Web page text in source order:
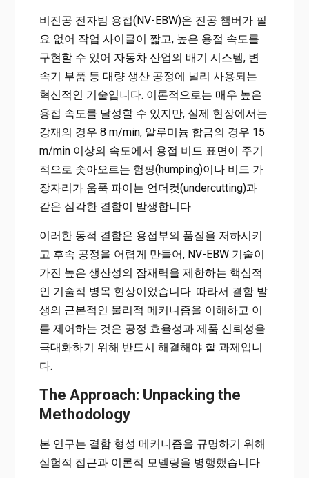
비진공 전자빔 용접(NV-EBW)은 진공 챔버가 필
요 없어 작업 사이클이 짧고, 높은 용접 속도를
구현할 수 있어 자동차 산업의 배기 시스템, 변
속기 부품 등 대량 생산 공정에 널리 사용되는
혁신적인 기술입니다. 이론적으로는 매우 높은
용접 속도를 달성할 수 있지만, 실제 현장에서는
강재의 경우 8 m/min, 알루미늄 합금의 경우 15
m/min 이상의 속도에서 용접 비드 표면이 주기
적으로 솟아오르는 험핑(humping)이나 비드 가
장자리가 움푹 파이는 언더컷(undercutting)과
같은 심각한 결함이 발생합니다.
이러한 동적 결함은 용접부의 품질을 저하시키
고 후속 공정을 어렵게 만들어, NV-EBW 기술이
가진 높은 생산성의 잠재력을 제한하는 핵심적
인 기술적 병목 현상이었습니다. 따라서 결함 발
생의 근본적인 물리적 메커니즘을 이해하고 이
를 제어하는 것은 공정 효율성과 제품 신뢰성을
극대화하기 위해 반드시 해결해야 할 과제입니
다.
The Approach: Unpacking the
Methodology
본 연구는 결함 형성 메커니즘을 규명하기 위해
실험적 접근과 이론적 모델링을 병행했습니다.